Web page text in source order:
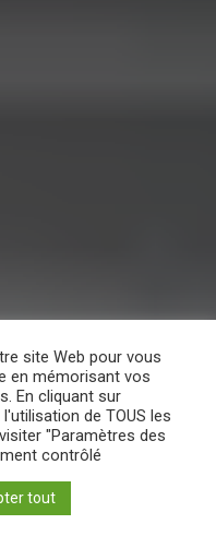
site Web pour vous
en mémorisant vos
En cliquant sur
de TOUS les
"Paramètres des
contrôlé
tout